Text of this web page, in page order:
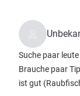
Suche paar
Brauche paar
ist gut